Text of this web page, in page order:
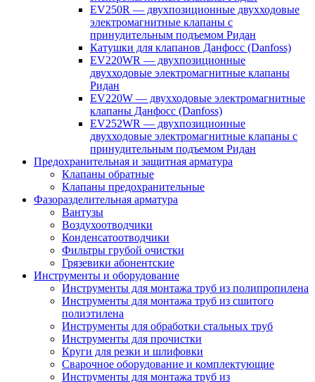
EV250R — двухпозиционные двухходовые
электромагнитные клапаны с
принудительным подъемом Ридан
Катушки для клапанов Данфосс (Danfoss)
EV220WR — двухпозиционные
двухходовые электромагнитные клапаны
Ридан
EV220W — двухходовые электромагнитные
клапаны Данфосс (Danfoss)
EV252WR — двухпозиционные
двухходовые электромагнитные клапаны с
принудительным подъемом Ридан
Предохранительная и защитная арматура
Клапаны обратные
Клапаны предохранительные
Фазоразделительная арматура
Вантузы
Воздухоотводчики
Конденсатоотводчики
Фильтры грубой очистки
Грязевики абонентские
Инструменты и оборудование
Инструменты для монтажа труб из полипропилена
Инструменты для монтажа труб из сшитого
полиэтилена
Инструменты для обработки стальных труб
Инструменты для прочистки
Круги для резки и шлифовки
Сварочное оборудование и комплектующие
Инструменты для монтажа труб из